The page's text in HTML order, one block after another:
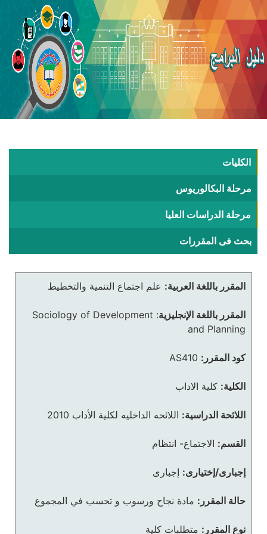
الكليات
مرحلة البكالوريوس
مرحلة الدراسات العليا
بحث فى المقررات
المقرر باللغة العربية: علم اجتماع التنمية والتخطيط
المقرر باللغة الإنجليزية:
Sociology of Development
and Planning
كود المقرر: AS410
الكلية: كلية الاداب
اللائحة الدراسية: اللائحه الداخليه لكلية الأداب 2010
القسم: الاجتماع- انتظام
إجبارى/إختيارى: إجبارى
حالة المقرر: مادة نجاح ورسوب و تحسب في المجموع
نوع المقرر: متطلبات كلية